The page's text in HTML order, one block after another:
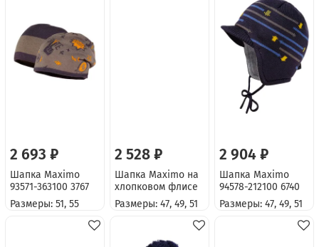
2 693 ₽
Шапка Maximo
93571-363100 3767
Размеры: 51, 55
2 528 ₽
Шапка Maximo на
хлопковом флисе
Размеры: 47, 49, 51
2 904 ₽
Шапка Maximo
94578-212100 6740
Размеры: 47, 49, 51